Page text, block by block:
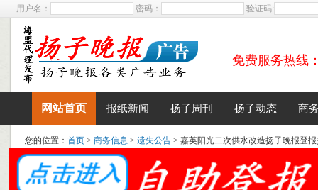
用户名： 密码： 验证码:
免费服务热线
网站首页 报纸新闻 扬子周刊 扬子动态 商
您的位置： 首页 > 商务信息 > 遗失公告 > 嘉英阳光二次供水改造扬子晚报登